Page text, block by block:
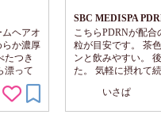
ヘアオ
らか濃厚
たつき
漂って
です。
感ある
す☆ 私
SBC MEDISPA
こちらPDRNが配合
粒が目安です。 茶
ンと飲みやすい。
た。 気軽に摂れて
なので・・ ハリツ
いさぱ